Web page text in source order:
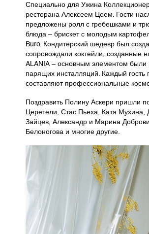
Специально для Ужина
ресторана Алексеем Цоем. Гости
предложены ролл с гребешками и
блюда – брискет с молодым
Buro. Кондитерский шедевр был
сопровождали коктейли, созданные
ALANIA – основным элементом были
парящих инсталляций. Каждый гость
составляют профессиональные
Поздравить Полину Аскери пришли
Церетели, Стас Пьеха, Катя Мухина,
Зайцев, Александр и Марина
Белоногова и многие другие.